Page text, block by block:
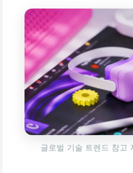
글로벌 기술 트렌드 참고